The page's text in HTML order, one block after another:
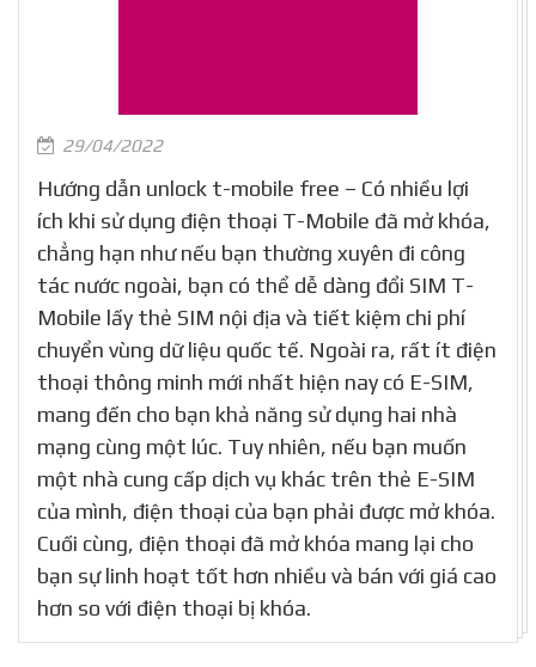
29/04/2022
Hướng dẫn unlock t-mobile free – Có nhiều lợi
ích khi sử dụng điện thoại T-Mobile đã mở khóa,
chẳng hạn như nếu bạn thường xuyên đi công
tác nước ngoài, bạn có thể dễ dàng đổi SIM T-
Mobile lấy thẻ SIM nội địa và tiết kiệm chi phí
chuyển vùng dữ liệu quốc tế. Ngoài ra, rất ít điện
thoại thông minh mới nhất hiện nay có E-SIM,
mang đến cho bạn khả năng sử dụng hai nhà
mạng cùng một lúc. Tuy nhiên, nếu bạn muốn
một nhà cung cấp dịch vụ khác trên thẻ E-SIM
của mình, điện thoại của bạn phải được mở khóa.
Cuối cùng, điện thoại đã mở khóa mang lại cho
bạn sự linh hoạt tốt hơn nhiều và bán với giá cao
hơn so với điện thoại bị khóa.